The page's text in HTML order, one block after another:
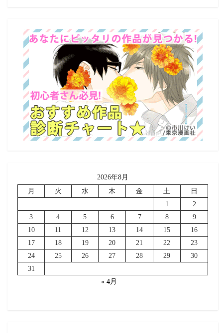
2026年8月
月
火 水 木 金 土
日
1
2
3
4 5 6 7 8
9
10
11 12 13 14 15
16
17
18 19 20 21 22
23
24
25 26 27 28 29
30
31
« 4月